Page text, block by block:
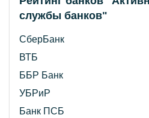
службы банков"
СберБанк
ВТБ
ББР Банк
УБРиР
Банк ПСБ